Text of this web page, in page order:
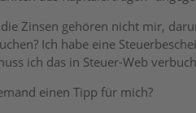
Zinsen gehören nicht mir,
Ich habe eine
ich das in Steuer-Web
einen Tipp für mich?